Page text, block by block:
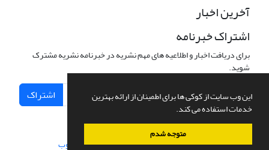
این وب سایت از کوکی ها برای اطمینان از ارائه بهترین
خدمات استفاده می کند.
متوجه شدم
آخرین اخبار
اشتراک خبرنامه
برای دریافت اخبار و اطلاعیه های مهم نشریه در خبرنامه نشریه مشترک
شوید.
اشتراک
سامانه مدیریت نشریات علمی.طراحی و پیاده سازی از سیناوب